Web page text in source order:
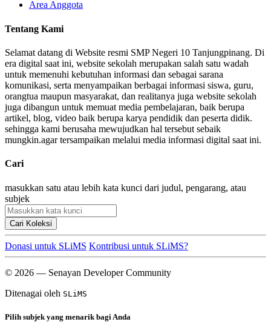
Area Anggota
Tentang Kami
Selamat datang di Website resmi SMP Negeri 10 Tanjungpinang. Di
era digital saat ini, website sekolah merupakan salah satu wadah
untuk memenuhi kebutuhan informasi dan sebagai sarana
komunikasi, serta menyampaikan berbagai informasi siswa, guru,
orangtua maupun masyarakat, dan realitanya juga website sekolah
juga dibangun untuk memuat media pembelajaran, baik berupa
artikel, blog, video baik berupa karya pendidik dan peserta didik.
sehingga kami berusaha mewujudkan hal tersebut sebaik
mungkin.agar tersampaikan melalui media informasi digital saat ini.
Cari
masukkan satu atau lebih kata kunci dari judul, pengarang, atau
subjek
Cari Koleksi
Donasi untuk SLiMS Kontribusi untuk SLiMS?
© 2026 — Senayan Developer Community
Ditenagai oleh SLiMS
Pilih subjek yang menarik bagi Anda